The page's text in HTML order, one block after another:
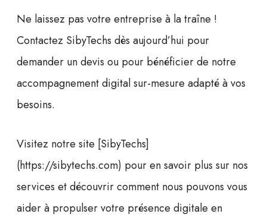
Ne laissez pas votre entreprise à la traîne !
Contactez SibyTechs dès aujourd’hui pour
demander un devis ou pour bénéficier de notre
accompagnement digital sur-mesure adapté à vos
besoins.
Visitez notre site [SibyTechs]
(https://sibytechs.com) pour en savoir plus sur nos
services et découvrir comment nous pouvons vous
aider à propulser votre présence digitale en